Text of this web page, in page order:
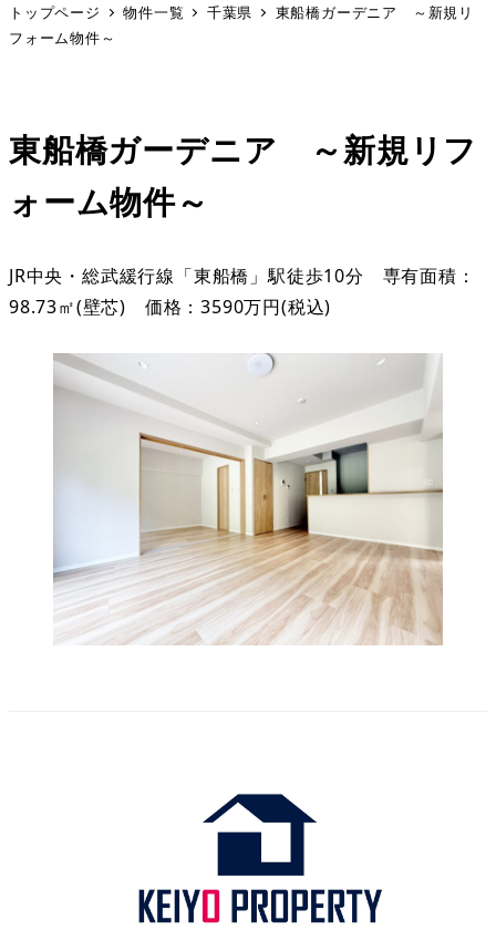
トップページ 物件一覧 千葉県
東船橋ガーデニア ～新規リ
フォーム物件～
東船橋ガーデニア ～新規リフ
ォーム物件～
JR中央・総武緩行線「東船橋」駅徒歩10分 専有面積：
98.73㎡(壁芯) 価格：3590万円(税込)